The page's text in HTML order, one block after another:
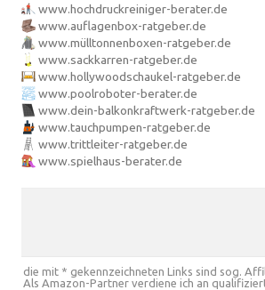
www.hochdruckreiniger-berater.de
www.auflagenbox-ratgeber.de
www.mülltonnenboxen-ratgeber.de
www.sackkarren-ratgeber.de
www.hollywoodschaukel-ratgeber.de
www.poolroboter-berater.de
www.dein-balkonkraftwerk-ratgeber.de
www.tauchpumpen-ratgeber.de
www.trittleiter-ratgeber.de
www.spielhaus-berater.de
die mit * gekennzeichneten Links sind sog.
Als Amazon-Partner verdiene ich an